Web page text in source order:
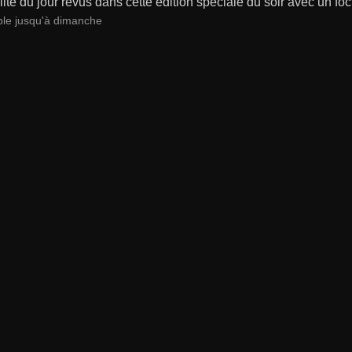
jusqu'à dimanche